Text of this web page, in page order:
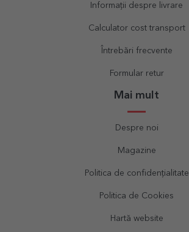
Informații despre livrare
Calculator cost transport
Întrebări frecvente
Formular retur
Mai mult
Despre noi
Magazine
Politica de confidențialitate
Politica de Cookies
Hartă website